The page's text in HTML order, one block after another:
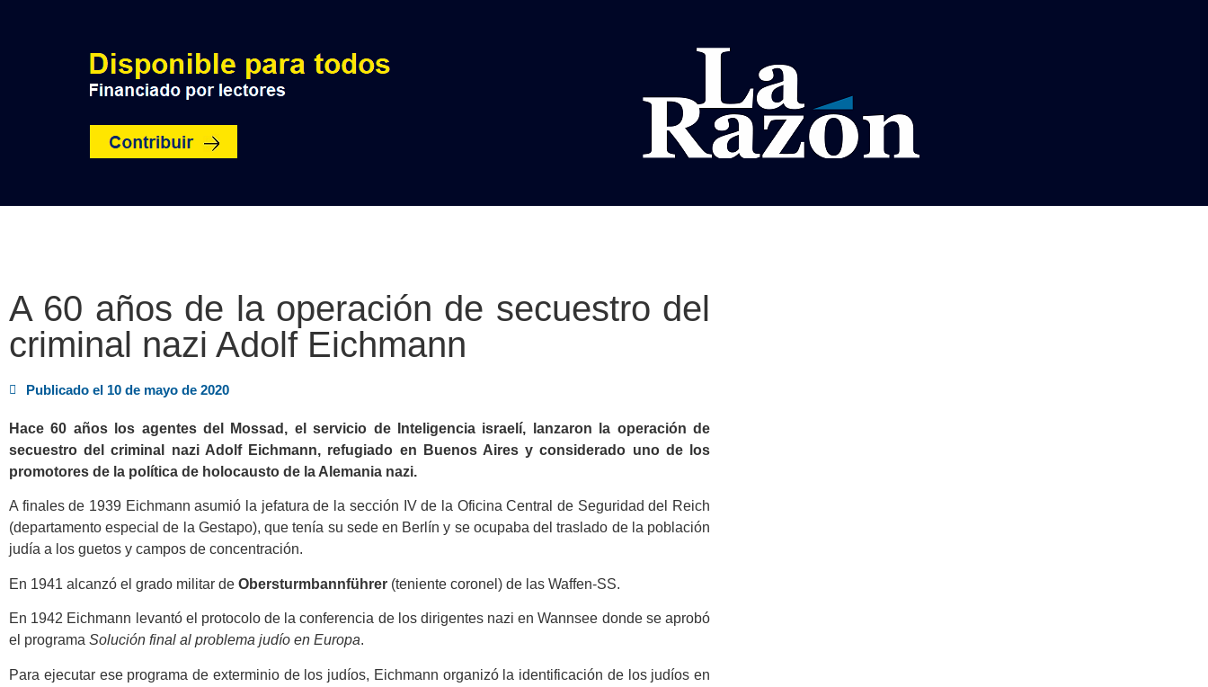
A 60 años de la operación de secuestro del
criminal nazi Adolf Eichmann
Publicado el 10 de mayo de 2020
Hace 60 años los agentes del Mossad, el servicio de Inteligencia israelí, lanzaron la operación de
secuestro del criminal nazi Adolf Eichmann, refugiado en Buenos Aires y considerado uno de los
promotores de la política de holocausto de la Alemania nazi.
A finales de 1939 Eichmann asumió la jefatura de la sección IV de la Oficina Central de Seguridad del Reich
(departamento especial de la Gestapo), que tenía su sede en Berlín y se ocupaba del traslado de la población
judía a los guetos y campos de concentración.
En 1941 alcanzó el grado militar de Obersturmbannführer (teniente coronel) de las Waffen-SS.
En 1942 Eichmann levantó el protocolo de la conferencia de los dirigentes nazi en Wannsee donde se aprobó
el programa Solución final al problema judío en Europa.
Para ejecutar ese programa de exterminio de los judíos, Eichmann organizó la identificación de los judíos en